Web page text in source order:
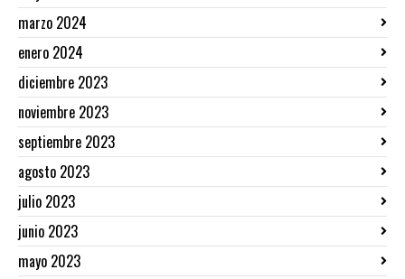
marzo 2024
enero 2024
diciembre 2023
noviembre 2023
septiembre 2023
agosto 2023
julio 2023
junio 2023
mayo 2023